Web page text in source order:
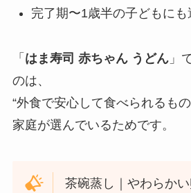
完了期〜1歳半の子どもにも
「 はま寿司 赤ちゃん うどん」
のは、
“外食で安心して食べられるも
家庭が選んでいるためです。
茶碗蒸し｜やわらか